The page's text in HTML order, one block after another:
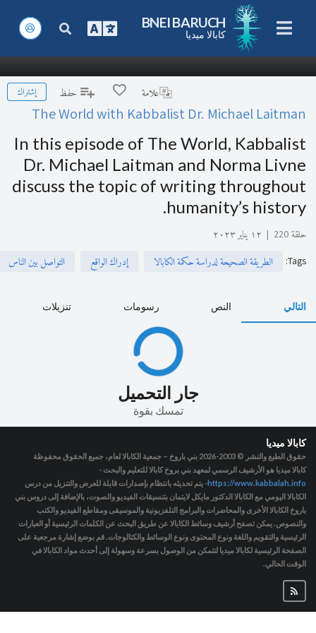
BNEI BARUCH
كابالا ميديا
علامة حفظ إشتراك
The World with Kabbalist Dr. Michael Laitman
In this episode of The World, Kabbalist
Dr. Michael Laitman and Norma Livne
discuss the topic of writing throughout
humanity’s history.
حلقة 220 | ١٢ يناير ٢٠٢٣
Tags
: الطريقة الصحيحة لدراسة حكمة الكابالا إدراك الواقع التواصل بين الناس
التالي النص رسومات تنزيلات
جار التحميل
تمسك بقوة
كابالا ميديا
حقوق الطبع والنشر © 2003-2026
بني باروخ – جمعية الكابالا لعام، جميع الحقوق محفوظة
كابالا ميديا هو الأرشيف الرسمي لمعهد بني بروخ كابالا للتعليم والبحث -
https://www.kabbalah.info- يتم تحديثه بانتظام بإصدارات قابلة للعرض والتنزيل من درس
الكابالا اليومي مع الكابالا الدكتور مايكل لايتمان بتنسيقات الفيديو والصوت، بالإضافة إلى دروس بني
باروخ الكابالا الأخرى والمحاضرات والبرامج التلفزيونية والموسيقى ومقاطع الفيديو والكتب
والنصوص. يمكن تصفح أرشيف وسائط الكابالا عن طريق البحث عن الكلمات الرئيسية أو العبارات
الرئيسية والتقويم واللغة ونوع المحتوى ونوع الوسائط والكتالوجات. قم بوضع إشارة مرجعية على
الصفحة الرئيسية لكابالا ميديا لتتمكن من الوصول بسرعة وسهولة إلى أحدث مواد الكابالا في
الوقت الحالي.